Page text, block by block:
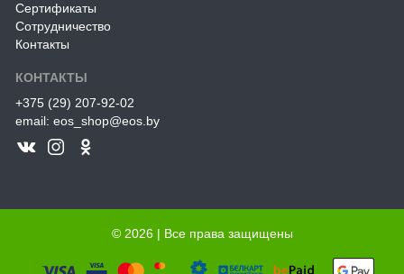
Сертификаты
Сотрудничество
Контакты
КОНТАКТЫ
+375 (29) 207-92-02
email: eos_shop@eos.by
© 2026 | Все права защищены